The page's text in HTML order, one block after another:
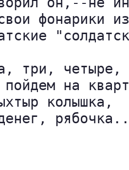
фонарики
три, четыре,
пойдем на
колышка,